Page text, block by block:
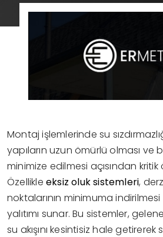
Montaj işlemlerinde su
yapıların uzun ömürlü olması ve
minimize edilmesi açısından
Özellikle eksiz oluk sistemleri,
noktalarının minimuma
yalıtımı sunar. Bu sistemler,
su akışını kesintisiz hale getirerek